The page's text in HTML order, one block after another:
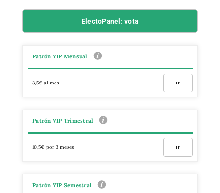
ElectoPanel: vota
Patrón VIP Mensual
3,5€ al mes Ir
Patrón VIP Trimestral
10,5€ por 3 meses Ir
Patrón VIP Semestral